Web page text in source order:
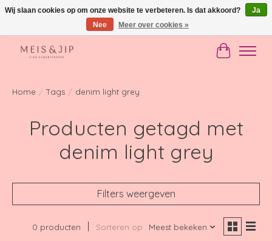
Gratis verzending in NL vanaf €150
Home / Tags / denim light grey
Producten getagd met
denim light grey
Filters weergeven
0 producten Sorteren op Meest bekeken
Wij slaan cookies op om onze website te verbeteren. Is dat akkoord?
Ja
Nee
Meer over cookies »